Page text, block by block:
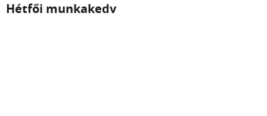
Hétfői munkakedv